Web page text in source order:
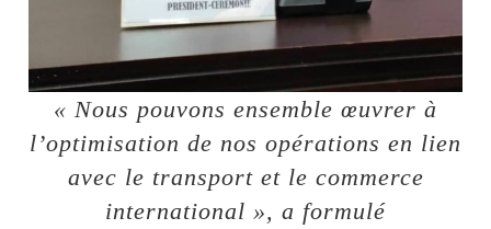
« Nous pouvons ensemble œuvrer à
l’optimisation de nos opérations en lien
avec le transport et le commerce
international », a formulé